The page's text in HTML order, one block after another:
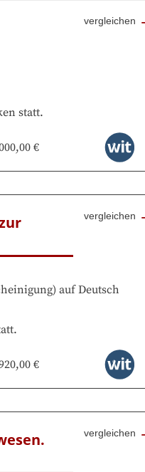
vergleichen
statt.
€
vergleichen
) auf Deutsch
€
vergleichen